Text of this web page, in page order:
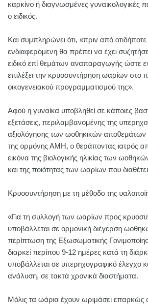
καρκίνο ή διαγνωσμένες γυναικολογικές
ο ειδικός.
Και συμπληρώνει ότι, «πριν από
ενδιαφερόμενη θα πρέπει να έχει
ειδικό επί θεμάτων αναπαραγωγής ώστε
επιλέξει την κρυοσυντήρηση ωαρίων στο
οικογενειακού προγραμματισμού της».
Αφού η γυναίκα υποβληθεί σε κάποιες
εξετάσεις, περιλαμβανομένης της
αξιολόγησης των ωοθηκικών αποθεμάτων
της ορμόνης ΑΜΗ, ο θεράποντας ιατρός
εικόνα της βιολογικής ηλικίας των
και της ποιότητας των ωαρίων που
Κρυοσυντήρηση με τη μέθοδο της
«Για τη συλλογή των ωαρίων προς
υποβάλλεται σε ορμονική διέγερση
περίπτωση της Εξωσωματικής
διαρκεί περίπου 9-12 ημέρες κατά τη
υποβάλλεται σε υπερηχογραφικό έλεγχο
ανάλυση, σε τακτά χρονικά διαστήματα.
Μόλις τα ωάρια έχουν ωριμάσει επαρκώς